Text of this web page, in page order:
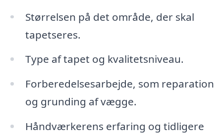
Størrelsen på det område, der skal
tapetseres.
Type af tapet og kvalitetsniveau.
Forberedelsesarbejde, som reparation
og grunding af vægge.
Håndværkerens erfaring og tidligere